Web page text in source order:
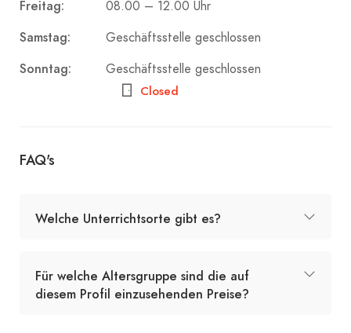
Freitag: 08.00 – 12.00 Uhr
Samstag: Geschäftsstelle geschlossen
Sonntag:
Geschäftsstelle geschlossen
Closed
FAQ's
Welche Unterrichtsorte gibt es?
Für welche Altersgruppe sind die auf
diesem Profil einzusehenden Preise?